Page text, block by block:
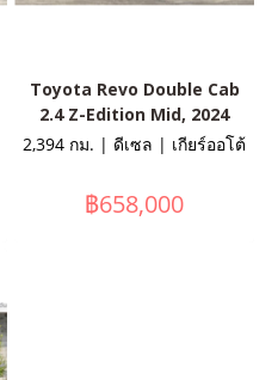
Toyota Revo Double Cab
2.4 Z-Edition Mid, 2024
2,394 กม. | ดีเซล | เกียร์ออโต้
฿658,000